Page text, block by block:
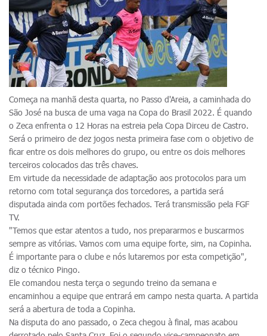
Começa na manhã desta quarta, no Passo d'Areia, a caminhada do
São José na busca de uma vaga na Copa do Brasil 2022. É quando
o Zeca enfrenta o 12 Horas na estreia pela Copa Dirceu de Castro.
Será o primeiro de dez jogos nesta primeira fase com o objetivo de
ficar entre os dois melhores do grupo, ou entre os dois melhores
terceiros colocados das três chaves.
Em virtude da necessidade de adaptação aos protocolos para um
retorno com total segurança dos torcedores, a partida será
disputada ainda com portões fechados. Terá transmissão pela FGF
TV.
"Temos que estar atentos a tudo, nos prepararmos e buscarmos
sempre as vitórias. Vamos com uma equipe forte, sim, na Copinha.
É importante para o clube e nós lutaremos por esta competição",
diz o técnico Pingo.
Ele comandou nesta terça o segundo treino da semana e
encaminhou a equipe que entrará em campo nesta quarta. A partida
será a abertura de toda a Copinha.
Na disputa do ano passado, o Zeca chegou à final, mas acabou